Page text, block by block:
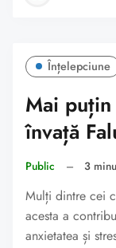
Înțelepciune
Mai
învață
Public – 3
Mulți dintre cei
acesta a
anxietatea și